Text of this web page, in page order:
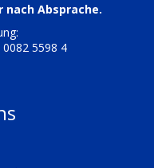
nach Absprache.
5598 4